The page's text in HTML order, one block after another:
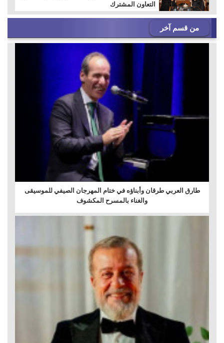
التعاون المشترك
من قسم آخر
طارق العربي طرقان وأبناؤه في ختام المهرجان الصيفي للموسيقى
والغناء بالمسرح المكشوف